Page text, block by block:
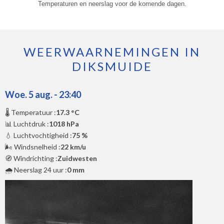
Temperaturen en neerslag voor de komende dagen.
WEERWAARNEMINGEN IN
DIKSMUIDE
Woe. 5 aug. - 23:40
🌡️ Temperatuur :17.3 °C
📊 Luchtdruk :1018 hPa
💧 Luchtvochtigheid :75 %
🌬️ Windsnelheid :22 km/u
🧭 Windrichting :Zuidwesten
🌧️ Neerslag 24 uur :0 mm